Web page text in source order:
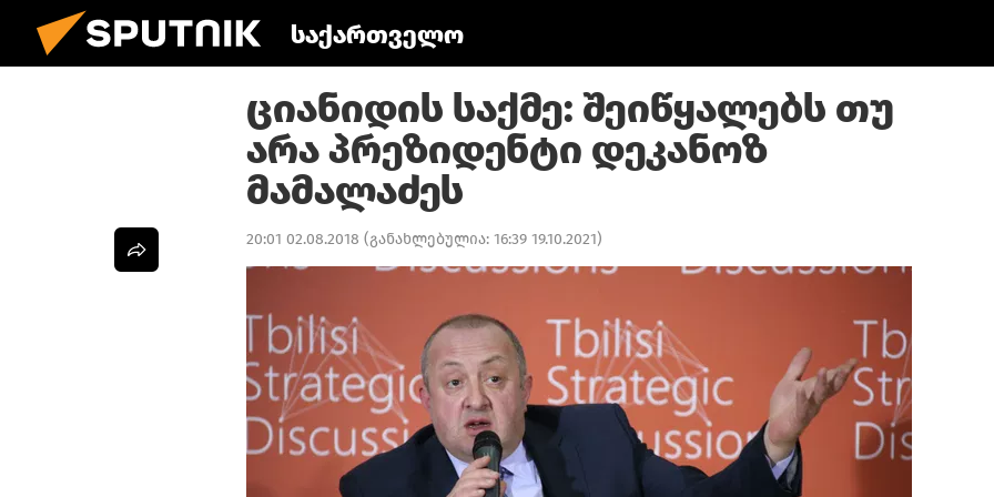
საქართველო
ციანიდის საქმე: შეიწყალებს თუ
არა პრეზიდენტი დეკანოზ
მამალაძეს
20:01 02.08.2018 (განახლებულია: 16:39 19.10.2021)